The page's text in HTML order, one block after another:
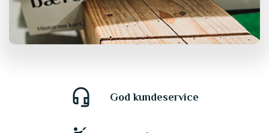
headset_mic God kundeservice